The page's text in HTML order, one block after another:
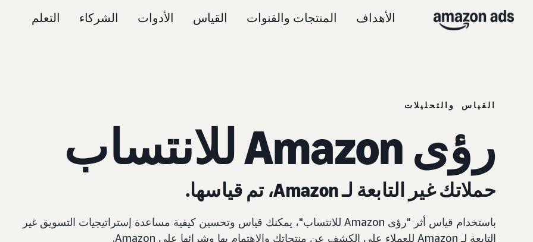
الأهداف المنتجات والقنوات القياس الأدوات الشركاء التعلم
القياس والتحليلات
رؤى Amazon للانتساب
حملاتك غير التابعة لـ Amazon، تم قياسها.
باستخدام قياس أثر "رؤى Amazon للانتساب"، يمكنك قياس وتحسين كيفية مساعدة إستراتيجيات التسويق غير
التابعة لـ Amazon للعملاء على الكشف عن منتجاتك والاهتمام بها وشرائها على Amazon.